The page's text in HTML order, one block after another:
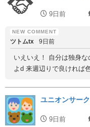
9日前
ツトムtx 9日前
いえいえ！ 自分は独身
よd 来週辺りで良ければ
ユニオンサー
9日前